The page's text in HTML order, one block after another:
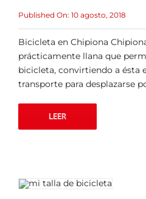
Published On: 10 agosto, 2018
Bicicleta en Chipiona
prácticamente llana que
bicicleta, convirtiendo a ésta
transporte para desplazarse
LEER